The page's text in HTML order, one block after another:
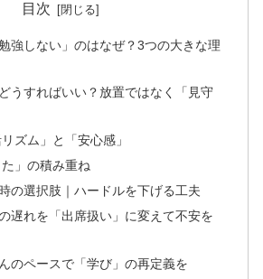
目次
強しない」のはなぜ？3つの大きな理
うすればいい？放置ではなく「見守
ズム」と「安心感」
た」の積み重ね
の選択肢｜ハードルを下げる工夫
遅れを「出席扱い」に変えて不安を
のペースで「学び」の再定義を